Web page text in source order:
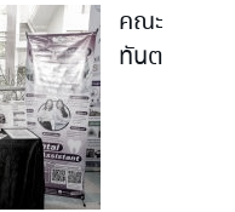
คณะ
ทันต